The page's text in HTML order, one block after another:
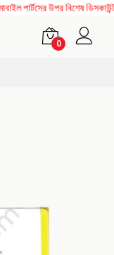
উপর বিশেষ
0